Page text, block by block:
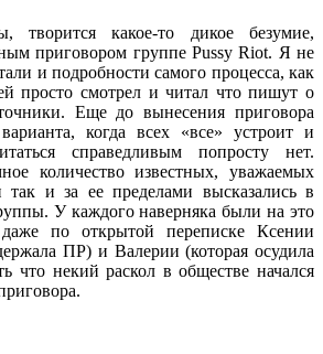
творится какое-то дикое безумие,
приговором группе Pussy Riot. Я не
и подробности самого процесса, как
просто смотрел и читал что пишут о
Еще до вынесения приговора
когда всех «все» устроит и
справедливым попросту нет.
количество известных, уважаемых
и за ее пределами высказались в
У каждого наверняка были на это
по открытой переписке Ксении
ПР) и Валерии (которая осудила
что некий раскол в обществе начался